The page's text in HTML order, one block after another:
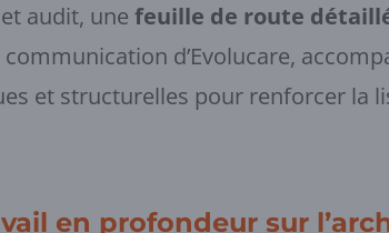
audit, unefeuille de route
communication d’Evolucare,
et structurelles pour renforcer la
en profondeur sur